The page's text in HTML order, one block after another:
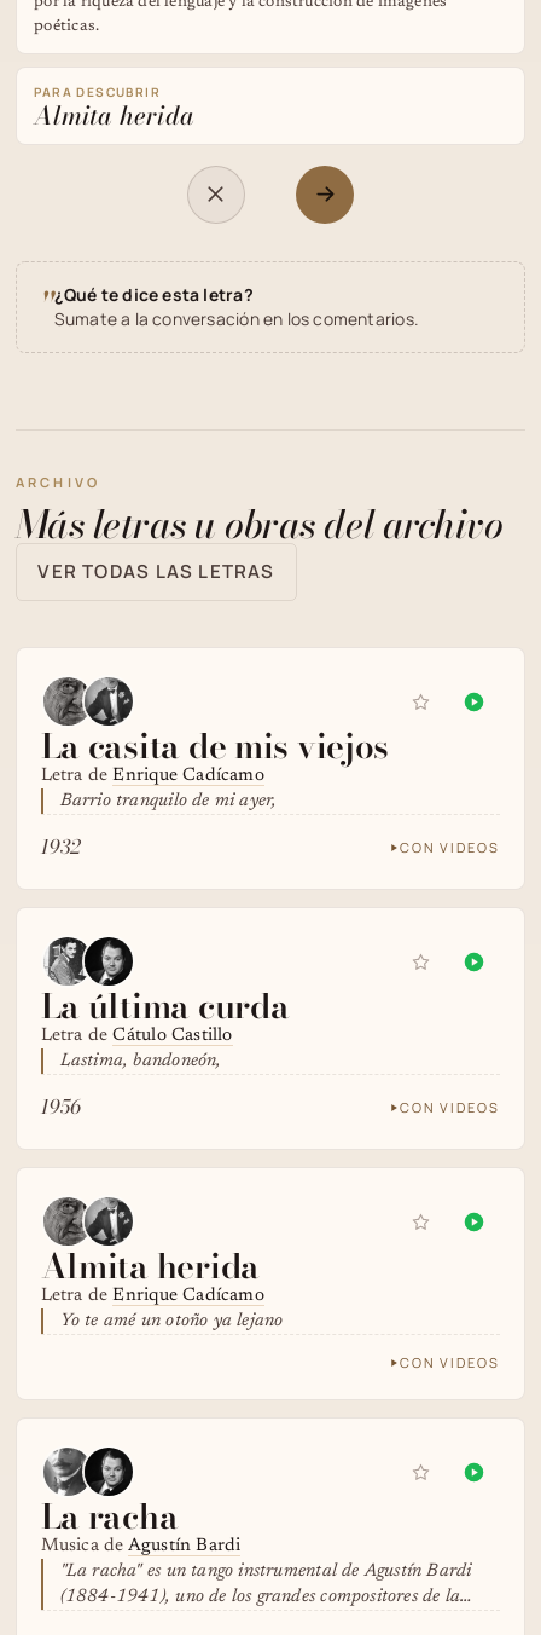
poéticas.
PARA DESCUBRIR
Almita herida
"¿Qué te dice esta letra?
Sumate a la conversación en los comentarios.
ARCHIVO
Más letras u obras del archivo
VER TODAS LAS LETRAS
La casita de mis viejos
Letra deEnrique Cadícamo
Barrio tranquilo de mi ayer,
1932 CON VIDEOS
La última curda
Letra deCátulo Castillo
Lastima, bandoneón,
1956 CON VIDEOS
Almita herida
Letra deEnrique Cadícamo
Yo te amé un otoño ya lejano
CON VIDEOS
La racha
Musica de Agustín Bardi
"La racha" es un tango instrumental de Agustín Bardi
(1884-1941), uno de los grandes compositores de la…